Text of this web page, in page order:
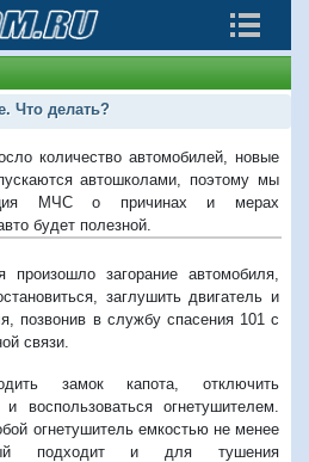
Что делать?
количество автомобилей, новые
автошколами, поэтому мы
МЧС о причинах и мерах
будет полезной.
загорание автомобиля,
заглушить двигатель и
позвонив в службу спасения 101 с
связи.
замок капота, отключить
воспользоваться огнетушителем.
огнетушитель емкостью не менее
подходит и для тушения